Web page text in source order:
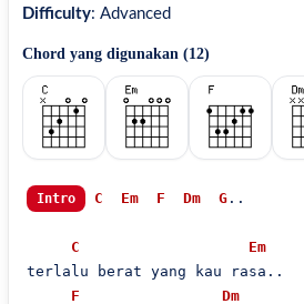
Difficulty: Advanced
Chord yang digunakan (12)
Intro C Em F Dm G..
C
Em
terlalu berat yang kau rasa..
F
Dm